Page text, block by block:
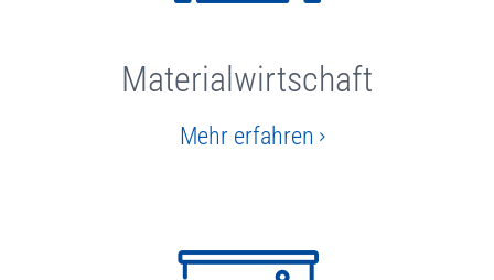
Materialwirtschaft
Mehr erfahren